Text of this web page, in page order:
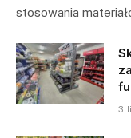
stosowania
3